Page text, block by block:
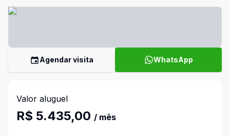
Agendar visita WhatsApp
Valor aluguel
R$ 5.435,00 / mês